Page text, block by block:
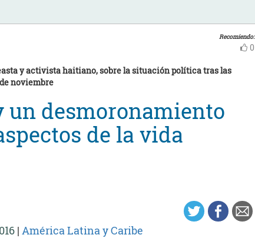
Recomiendo:
0
y activista haitiano, sobre la situación política tras las
noviembre
un desmoronamiento
de la vida
| América Latina y Caribe